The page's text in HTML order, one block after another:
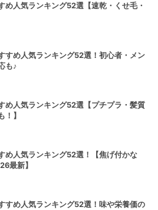
め人気ランキング52選【速乾・くせ毛・
すめ人気ランキング52選！初心者・メン
も♪
め人気ランキング52選【プチプラ・髪質
！】
め人気ランキング52選！【焦げ付かな
最新】
すめ人気ランキング52選！味や栄養価の